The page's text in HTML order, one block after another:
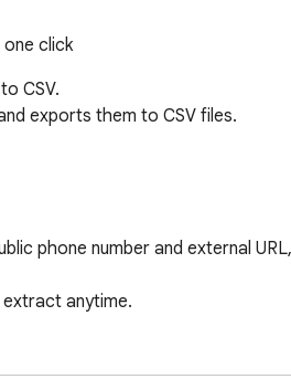
click
CSV.
exports them to CSV files.
phone number and external
anytime.